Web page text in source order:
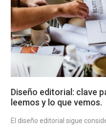
Diseño editorial: clave
leemos y lo que vemos.
El diseño editorial sigue